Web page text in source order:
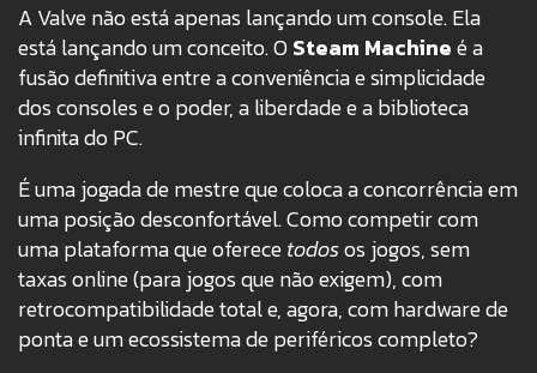
A Valve não está apenas lançando um console. Ela
está lançando um conceito. O Steam Machineé a
fusão definitiva entre a conveniência e simplicidade
dos consoles e o poder, a liberdade e a biblioteca
infinita do PC.
É uma jogada de mestre que coloca a concorrência em
uma posição desconfortável. Como competir com
uma plataforma que oferecetodosos jogos, sem
taxas online (para jogos que não exigem), com
retrocompatibilidade total e, agora, com hardware de
ponta e um ecossistema de periféricos completo?